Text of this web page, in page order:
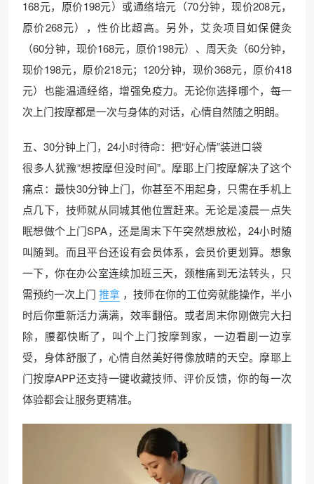
168元，原价198元）或通络培元（70分钟，现价208元，
原价268元），性价比超高。另外，艾灸项目如保健灸
（60分钟，现价168元，原价198元）、周天灸（60分钟，
现价198元，原价218元；120分钟，现价368元，原价418
元）也能温通经络，增强免疫力。无论你选择哪个，每一
次上门按摩都是一次与身体的对话，心情自然随之明朗。
五、30分钟上门，24小时待命：把“好心情”装进口袋
很多人犹豫“想按摩但没时间”。摩耶上门按摩解决了这个
痛点：最快30分钟上门，你甚至不用起身，只需在手机上
点几下，技师就从同城其他位置赶来。无论是凌晨一点失
眠想做个上门SPA，还是周末下午突然想放松，24小时随
叫随到。而且平台还设有会员体系，会员价更划算。想象
一下，你在办公室连续加班三天，颈椎痛到无法转头，只
需预约一次上门 推拿 ，技师在你的工位旁就能操作，半小
时后你重新活力满满，效率翻倍。或者周末你刚做完大扫
除，腰都快断了，叫个上门按摩到家，一边看剧一边享
受，身体舒服了，心情自然美好得像放晴的天空。摩耶上
门按摩APP还支持一键收藏技师、评价反馈，你的每一次
体验都会让服务更精准。